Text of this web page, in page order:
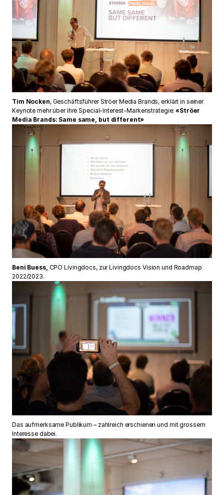
Tim Nocken, Geschäftsführer Ströer Media Brands, erklärt in seiner
Keynote mehr über ihre Special-Interest-Markenstrategie:«Ströer
Media Brands: Same same, but different»
Beni Buess, CPO Livingdocs, zur Livingdocs Vision und Roadmap
2022/2023.
Das aufmerksame Publikum – zahlreich erschienen und mit grossem
Interesse dabei.